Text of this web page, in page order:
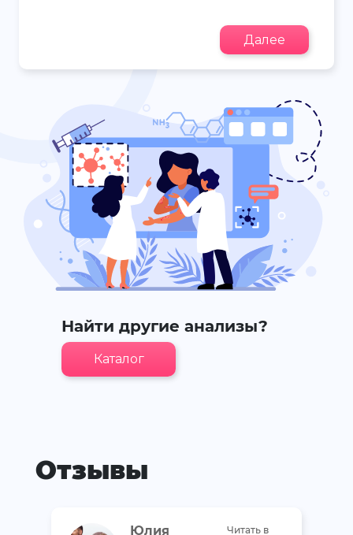
Далее
Найти другие анализы?
Каталог
Отзывы
Юлия Читать в